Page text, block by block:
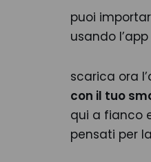
puoi
usando l’app
scarica ora
con il tuo
qui a fianco
pensati per